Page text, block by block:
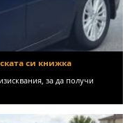
си книжка
за да получи